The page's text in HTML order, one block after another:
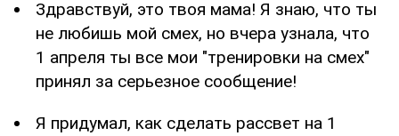
Здравствуй, это твоя мама! Я знаю, что ты
не любишь мой смех, но вчера узнала, что
1 апреля ты все мои "тренировки на смех"
принял за серьезное сообщение!
Я придумал, как сделать рассвет на 1